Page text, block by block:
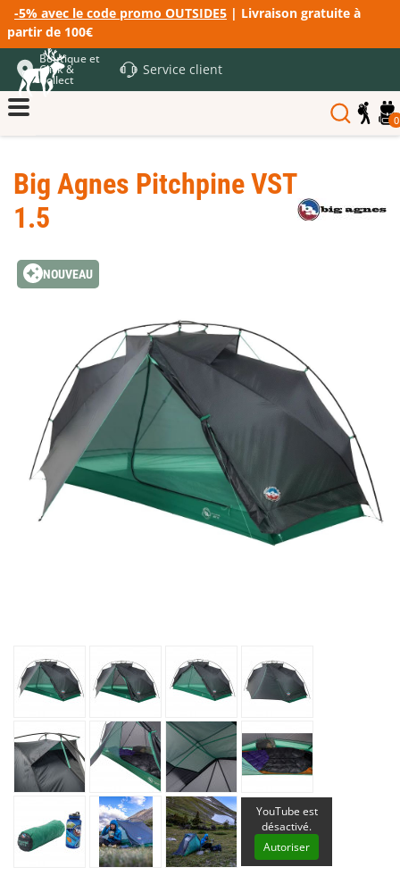
-5% avec le code promo OUTSIDE5 | Livraison gratuite à
partir de 100€
Boutique et
Click &
Collect
Service client
0
Big Agnes Pitchpine VST
1.5
NOUVEAU
YouTube est
désactivé.
Autoriser